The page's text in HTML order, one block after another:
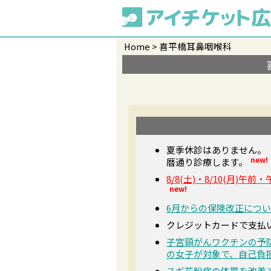
Home 喜平橋耳鼻咽喉科
夏季休診はありません。
暦通り診療します。
new!
8/8(土)・8/10(月)午前・
new!
6月からの保険改正につ
クレジットカードで支払
子宮頸がんワクチンの予
の女子が対象で、自己負